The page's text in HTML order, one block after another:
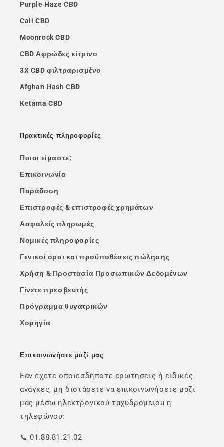
Purple Haze CBD
Cali CBD
Moonrock CBD
CBD Αφρώδες κίτρινο
3X CBD φιλτραρισμένο
Afghan Hash CBD
Ketama CBD
Πρακτικές πληροφορίες
Ποιοι είμαστε;
Επικοινωνία
Παράδοση
Επιστροφές & επιστροφές χρημάτων
Ασφαλείς πληρωμές
Νομικές πληροφορίες
Γενικοί όροι και προϋποθέσεις πώλησης
Χρήση & Προστασία Προσωπικών Δεδομένων
Γίνετε πρεσβευτής
Πρόγραμμα θυγατρικών
Χορηγία
Επικοινωνήστε μαζί μας
Εάν έχετε οποιεσδήποτε ερωτήσεις ή ειδικές
ανάγκες, μη διστάσετε να επικοινωνήσετε μαζί
μας μέσω ηλεκτρονικού ταχυδρομείου ή
τηλεφώνου:
📞 01.88.81.21.02